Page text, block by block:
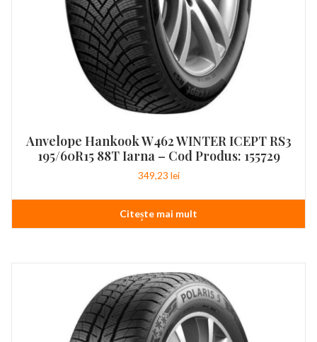
Anvelope Hankook W462 WINTER ICEPT RS3
195/60R15 88T Iarna – Cod Produs: 155729
349,23 lei
Citește mai mult